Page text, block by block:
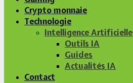
Crypto monnaie
Technologie
Intelligence Artificielle
Outils IA
Guides
Actualités IA
Contact